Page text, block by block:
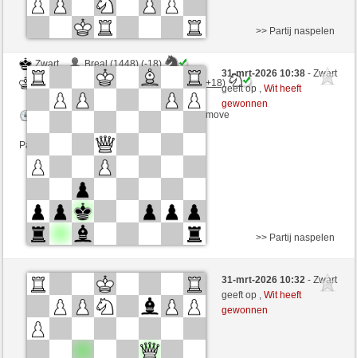
Zwart
Breal (1448) (-18)
Wit
DontThinkTooMuch (1395) (+18)
Speelduur: 3 minutes/side + 2 seconds/move
Partij telt mee voor de ranglijst
>> Partij naspelen
31-mrt-2026 10:38- Zwart
geeft op ,Wit heeft
gewonnen
Wit
Breal (1433) (+15)
Zwart
DontThinkTooMuch (1410) (-15)
Speelduur: 3 minutes/side + 2 seconds/move
Partij telt mee voor de ranglijst
>> Partij naspelen
31-mrt-2026 10:32- Zwart
geeft op ,Wit heeft
gewonnen